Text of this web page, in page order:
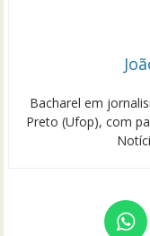
Bacharel em
Preto (Ufop), com